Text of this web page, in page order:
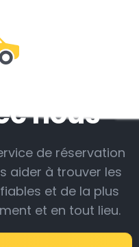
nous
de réservation
aider à trouver les
et de la plus
et en tout lieu.